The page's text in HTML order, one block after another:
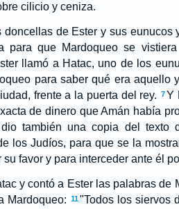
cilicio y ceniza.
doncellas de Ester y sus eunucos
para que Mardoqueo se
llamó a Hatac, uno de los
para saber qué era aquello
frente a la puerta del rey. 7Y
de dinero que Amán había
dio también una copia del texto
los Judíos, para que se la
su favor y para interceder ante él
y contó a Ester las palabras de
Mardoqueo: 11"Todos los siervos